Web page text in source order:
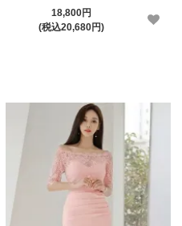
BARETDRESS)【メーカーお取り寄
18,800円
(税込20,680円)